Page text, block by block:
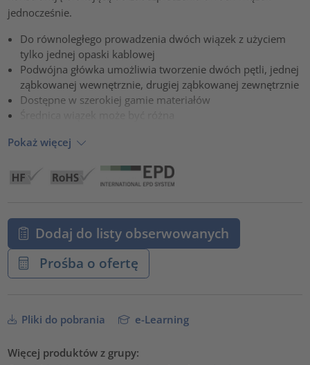
jednocześnie.
Do równoległego prowadzenia dwóch wiązek z użyciem
tylko jednej opaski kablowej
Podwójna główka umożliwia tworzenie dwóch pętli, jednej
ząbkowanej wewnętrznie, drugiej ząbkowanej zewnętrznie
Dostępne w szerokiej gamie materiałów
Pokaż więcej
Dodaj do listy obserwowanych
Prośba o ofertę
Pliki do pobrania e-Learning
Więcej produktów z grupy: